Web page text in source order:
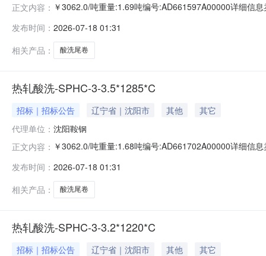
正文内容： ￥3062.0/吨重量:1.69吨编号:AD661597A00000详细信
求产线名称:冷轧1#线锌层重量代码描述:上表面锌层重量
发布时间： 2026-07-18 01:31
相关产品：
酸洗尾卷
热轧酸洗-SPHC-3-3.5*1285*C
招标｜招标公告 辽宁省｜沈阳市 其他
其它
代理单位： 沈阳鞍钢
正文内容： ￥3062.0/吨重量:1.68吨编号:AD661702A00000详细信
求产线名称:冷轧1#线锌层重量代码描述:上表面锌层重量
发布时间： 2026-07-18 01:31
相关产品：
酸洗尾卷
热轧酸洗-SPHC-3-3.2*1220*C
招标｜招标公告 辽宁省｜沈阳市 其他
其它